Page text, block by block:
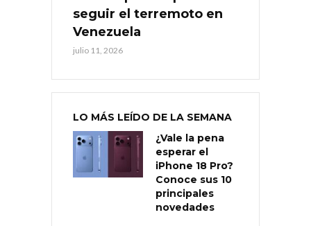
seguir el terremoto en
Venezuela
julio 11, 2026
LO MÁS LEÍDO DE LA SEMANA
¿Vale la pena
esperar el
iPhone 18 Pro?
Conoce sus 10
principales
novedades